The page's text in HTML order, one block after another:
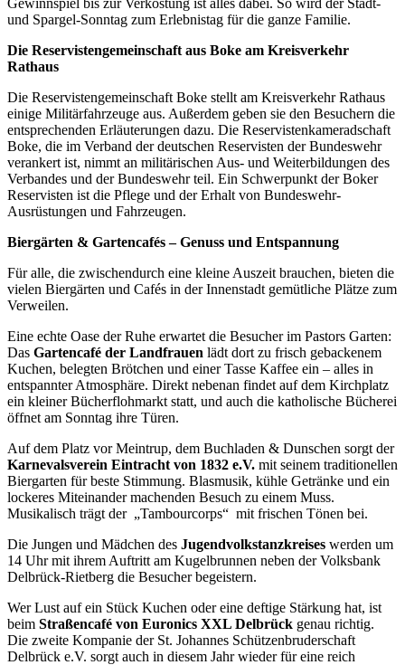
und Spargel-Sonntag zum Erlebnistag für die ganze Familie.
Die Reservistengemeinschaft aus Boke am Kreisverkehr
Rathaus
Die Reservistengemeinschaft Boke stellt am Kreisverkehr Rathaus
einige Militärfahrzeuge aus. Außerdem geben sie den Besuchern die
entsprechenden Erläuterungen dazu. Die Reservistenkameradschaft
Boke, die im Verband der deutschen Reservisten der Bundeswehr
verankert ist, nimmt an militärischen Aus- und Weiterbildungen des
Verbandes und der Bundeswehr teil. Ein Schwerpunkt der Boker
Reservisten ist die Pflege und der Erhalt von Bundeswehr-
Ausrüstungen und Fahrzeugen.
Biergärten & Gartencafés – Genuss und Entspannung
Für alle, die zwischendurch eine kleine Auszeit brauchen, bieten die
vielen Biergärten und Cafés in der Innenstadt gemütliche Plätze zum
Verweilen.
Eine echte Oase der Ruhe erwartet die Besucher im Pastors Garten:
Das Gartencafé der Landfrauen lädt dort zu frisch gebackenem
Kuchen, belegten Brötchen und einer Tasse Kaffee ein – alles in
entspannter Atmosphäre. Direkt nebenan findet auf dem Kirchplatz
ein kleiner Bücherflohmarkt statt, und auch die katholische Bücherei
öffnet am Sonntag ihre Türen.
Auf dem Platz vor Meintrup, dem Buchladen & Dunschen sorgt der
Karnevalsverein Eintracht von 1832 e.V. mit seinem traditionellen
Biergarten für beste Stimmung. Blasmusik, kühle Getränke und ein
lockeres Miteinander machenden Besuch zu einem Muss.
Musikalisch trägt der „Tambourcorps“ mit frischen Tönen bei.
Die Jungen und Mädchen des Jugendvolkstanzkreises werden um
14 Uhr mit ihrem Auftritt am Kugelbrunnen neben der Volksbank
Delbrück-Rietberg die Besucher begeistern.
Wer Lust auf ein Stück Kuchen oder eine deftige Stärkung hat, ist
beim Straßencafé von Euronics XXL Delbrück genau richtig.
Die zweite Kompanie der St. Johannes Schützenbruderschaft
Delbrück e.V. sorgt auch in diesem Jahr wieder für eine reich